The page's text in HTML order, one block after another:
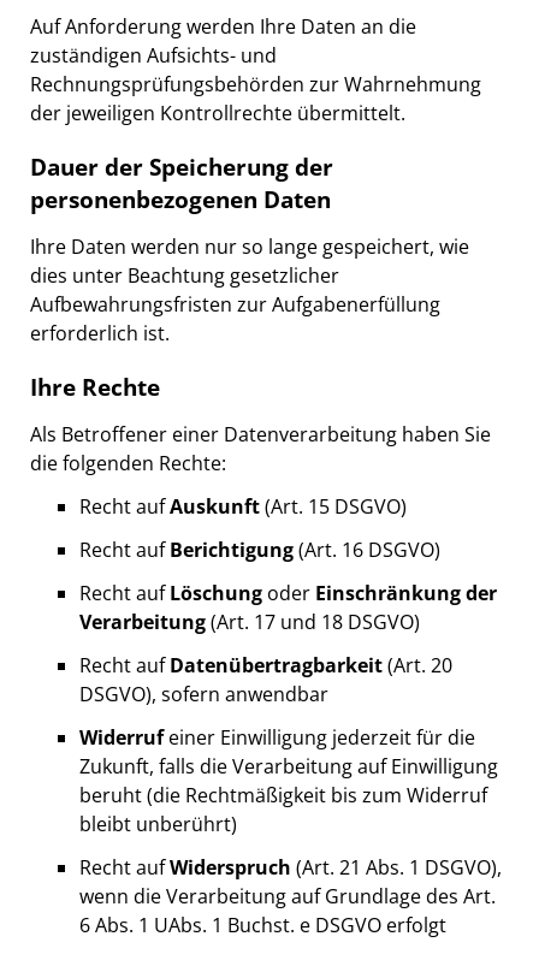
Auf Anforderung werden Ihre Daten an die
zuständigen Aufsichts- und
Rechnungsprüfungsbehörden zur Wahrnehmung
der jeweiligen Kontrollrechte übermittelt.
Dauer der Speicherung der
personenbezogenen Daten
Ihre Daten werden nur so lange gespeichert, wie
dies unter Beachtung gesetzlicher
Aufbewahrungsfristen zur Aufgabenerfüllung
erforderlich ist.
Ihre Rechte
Als Betroffener einer Datenverarbeitung haben Sie
die folgenden Rechte:
Recht aufAuskunft(Art. 15 DSGVO)
Recht aufBerichtigung(Art. 16 DSGVO)
Recht aufLöschung oder Einschränkung der
Verarbeitung(Art. 17 und 18 DSGVO)
Recht aufDatenübertragbarkeit(Art. 20
DSGVO), sofern anwendbar
Widerrufeiner Einwilligung jederzeit für die
Zukunft, falls die Verarbeitung auf Einwilligung
beruht (die Rechtmäßigkeit bis zum Widerruf
bleibt unberührt)
Recht aufWiderspruch (Art. 21 Abs. 1 DSGVO),
wenn die Verarbeitung auf Grundlage des Art.
6 Abs. 1 UAbs. 1 Buchst. e DSGVO erfolgt